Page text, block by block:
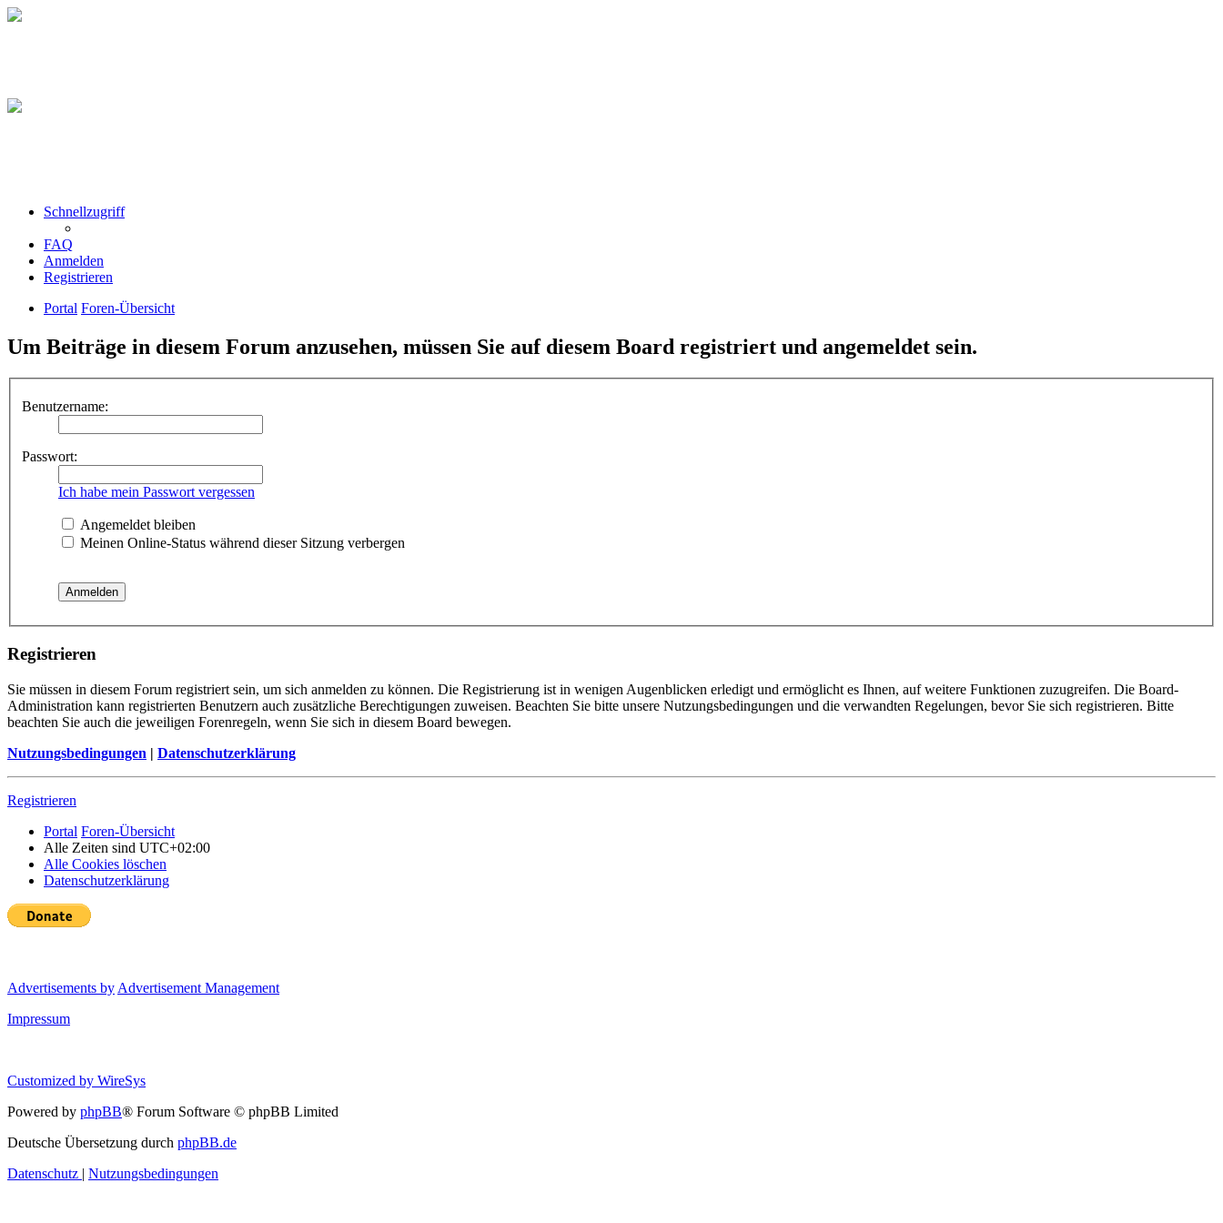
Schnellzugriff
FAQ
Anmelden
Registrieren
Portal Foren-Übersicht
Um Beiträge in diesem Forum anzusehen, müssen Sie auf diesem Board registriert und angemeldet sein.
Benutzername:
Passwort:
Ich habe mein Passwort vergessen
Angemeldet bleiben
Meinen Online-Status während dieser Sitzung verbergen
Registrieren
Sie müssen in diesem Forum registriert sein, um sich anmelden zu können. Die Registrierung ist in wenigen Augenblicken erledigt und ermöglicht es Ihnen, auf weitere Funktionen zuzugreifen. Die Board-
Administration kann registrierten Benutzern auch zusätzliche Berechtigungen zuweisen. Beachten Sie bitte unsere Nutzungsbedingungen und die verwandten Regelungen, bevor Sie sich registrieren. Bitte
beachten Sie auch die jeweiligen Forenregeln, wenn Sie sich in diesem Board bewegen.
Nutzungsbedingungen | Datenschutzerklärung
Registrieren
Portal Foren-Übersicht
Alle Zeiten sind UTC+02:00
Alle Cookies löschen
Datenschutzerklärung
Advertisements by Advertisement Management
Impressum
Customized by WireSys
Powered by phpBB® Forum Software © phpBB Limited
Deutsche Übersetzung durch phpBB.de
Datenschutz | Nutzungsbedingungen